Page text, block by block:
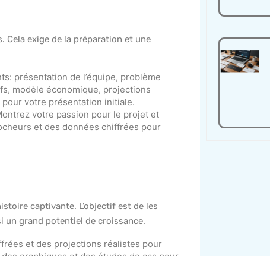
Cela exige de la préparation et une
présentation de l’équipe, problème
modèle économique, projections
pour votre présentation initiale.
votre passion pour le projet et
et des données chiffrées pour
captivante. L’objectif est de les
un grand potentiel de croissance.
et des projections réalistes pour